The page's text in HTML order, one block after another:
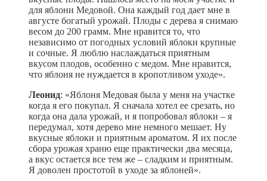
для яблони Медовой. Она каждый год дает мне в
августе богатый урожай. Плоды с дерева я снимаю
весом до 200 грамм. Мне нравится то, что
независимо от погодных условий яблоки крупные
и сочные. Я люблю наслаждаться приятным
вкусом плодов, особенно с медом. Мне нравится,
что яблоня не нуждается в кропотливом уходе».
Леонид: «Яблоня Медовая была у меня на участке
когда я его покупал. Я сначала хотел ее срезать, но
когда она дала урожай, и я попробовал яблоки – я
передумал, хотя дерево мне немного мешает. Ну
вкусные яблоки и приятным ароматом. Я их после
сбора урожая храню еще практически два месяца,
а вкус остается все тем же – сладким и приятным.
Я доволен простотой в уходе за яблоней».